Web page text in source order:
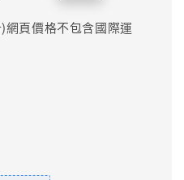
頁價格不包含國際運